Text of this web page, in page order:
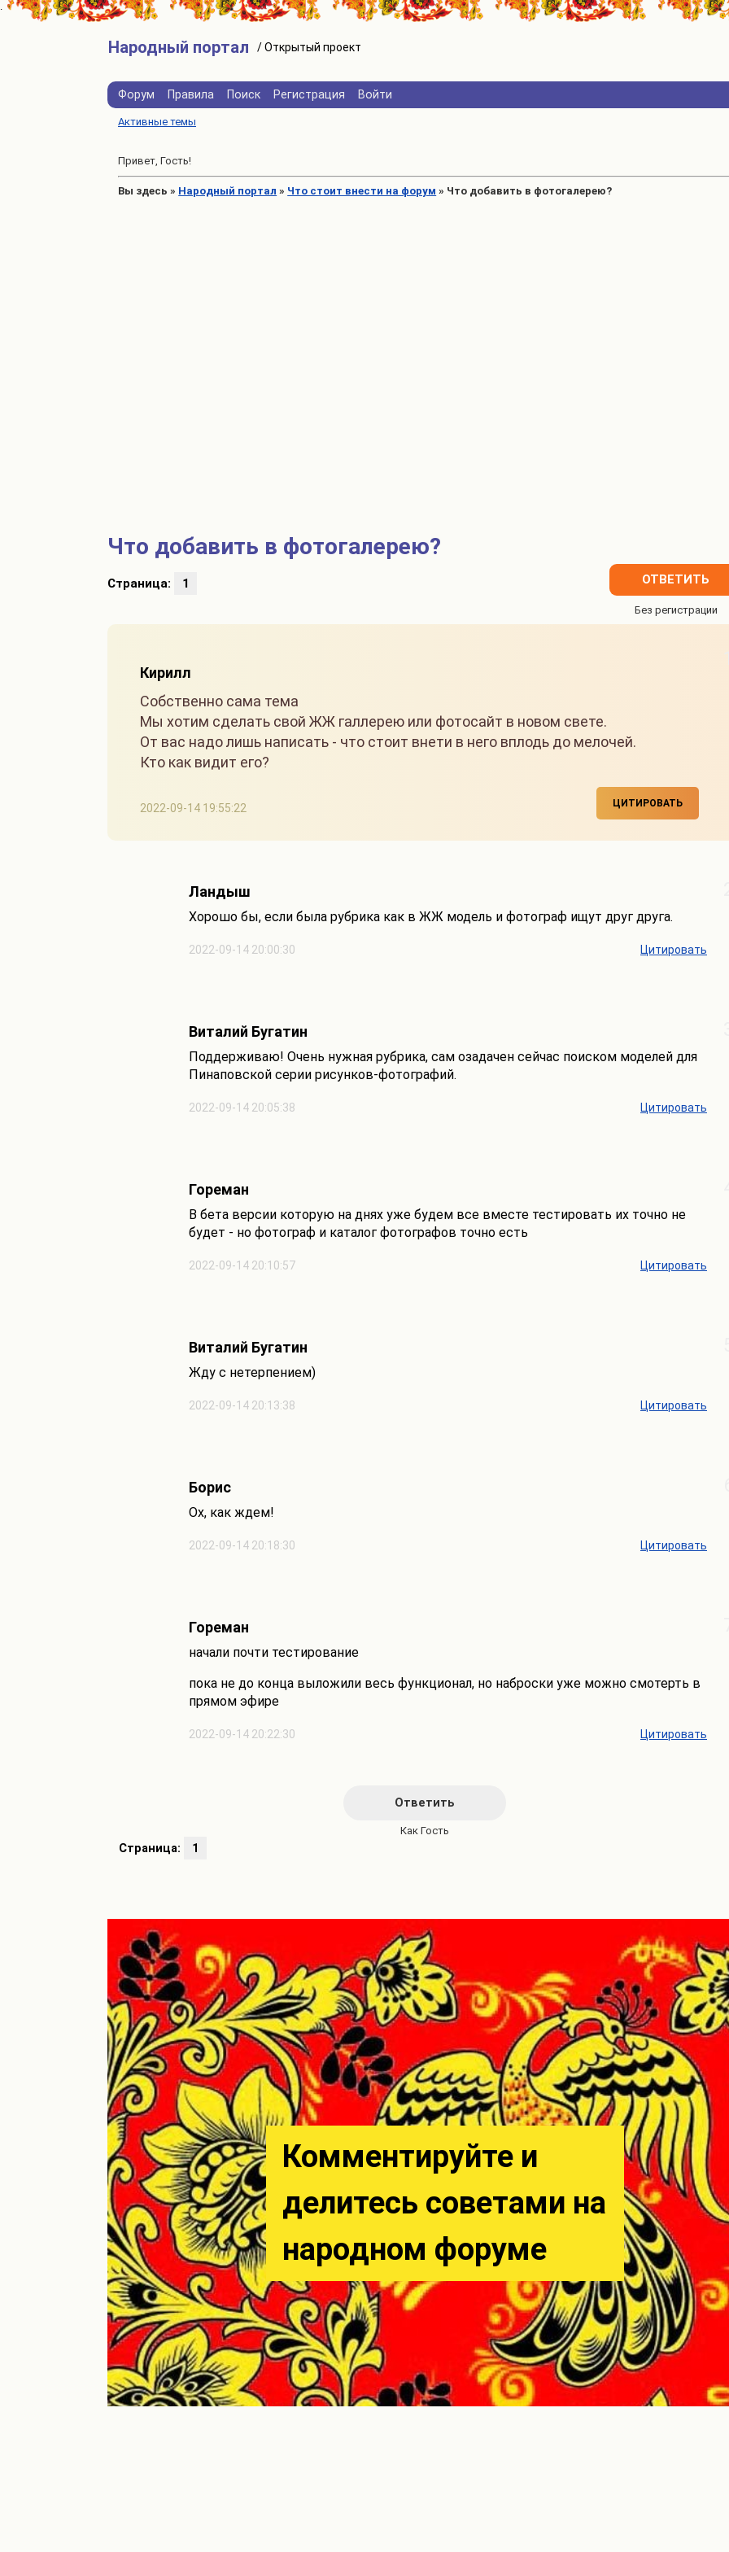
Народный портал
Форум Правила Поиск Регистрация Войти
Активные темы
Привет, Гость!
Вы здесь » Народный портал » Что стоит внести на форум » Что добавить в фотогалерею?
Что добавить в фотогалерею?
Страница: 1 ОТВЕТИТЬ
2022-09-14 19:55:22
Кирилл
Собственно сама тема
Мы хотим сделать свой ЖЖ галлерею или фотосайт в новом свете.
От вас надо лишь написать - что стоит внети в него вплодь до мелочей.
Кто как видит его?
ЦИТИРОВАТЬ
2022-09-14 20:00:30
Ландыш
Хорошо бы, если была рубрика как в ЖЖ модель и фотограф ищут друг друга.
Цитировать
2022-09-14 20:05:38
Виталий Бугатин
Поддерживаю! Очень нужная рубрика, сам озадачен сейчас поиском моделей для
Пинаповской серии рисунков-фотографий.
Цитировать
2022-09-14 20:10:57
Гореман
В бета версии которую на днях уже будем все вместе тестировать их точно не
будет - но фотограф и каталог фотографов точно есть
Цитировать
2022-09-14 20:13:38
Виталий Бугатин
Жду с нетерпением)
Цитировать
2022-09-14 20:18:30
Борис
Ох, как ждем!
Цитировать
2022-09-14 20:22:30
Гореман
начали почти тестирование
пока не до конца выложили весь функционал, но наброски уже можно смотерть в
прямом эфире
Цитировать
Ответить
Страница: 1